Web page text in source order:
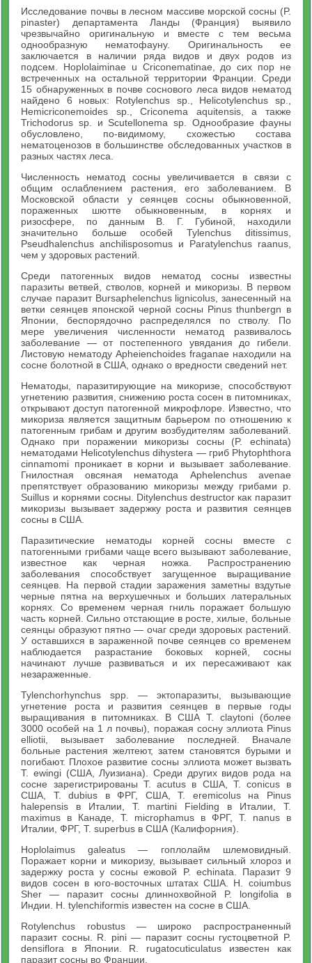
Исследование почвы в лесном массиве морской сосны (P.
pinaster) департамента Ланды (Франция) выявило
чрезвычайно оригинальную и вместе с тем весьма
однообразную нематофауну. Оригинальность ее
заключается в наличии ряда видов и двух родов из
подсем. Hoplolaiminae u Criconematinae, до сих пор не
встреченных на остальной территории Франции. Среди
15 обнаруженных в почве соснового леса видов нематод
найдено 6 новых: Rotylenchus sp., Helicotylenchus sp.,
Hemicriconemoides sp., Criconema aquitensis, а также
Trichodorus sp. и Scutellonema sp. Однообразие фауны
обусловлено, по-видимому, схожестью состава
нематоценозов в большинстве обследованных участков в
разных частях леса.
Численность нематод сосны увеличивается в связи с
общим ослаблением растения, его заболеванием. В
Московской области у сеянцев сосны обыкновенной,
пораженных шютте обыкновенным, в корнях и
ризосфере, по данным В. Г. Губиной, находили
значительно больше особей Tylenchus ditissimus,
Pseudhalenchus anchilisposomus и Paratylenchus raanus,
чем у здоровых растений.
Среди патогенных видов нематод сосны известны
паразиты ветвей, стволов, корней и микоризы. В первом
случае паразит Bursaphelenchus lignicolus, занесенный на
ветки сеянцев японской черной сосны Pinus thunbergn в
Японии, беспорядочно распределялся по стволу. По
мере увеличения численности нематод развивалось
заболевание — от постепенного увядания до гибели.
Листовую нематоду Apheienchoides fraganae находили на
сосне болотной в США, однако о вредности сведений нет.
Нематоды, паразитирующие на микоризе, способствуют
угнетению развития, снижению роста сосен в питомниках,
открывают доступ патогенной микрофлоре. Известно, что
микориза является защитным барьером по отношению к
патогенным грибам и другим возбудителям заболеваний.
Однако при поражении микоризы сосны (P. echinata)
нематодами Helicotylenchus dihystera — гриб Phytophthora
cinnamomi проникает в корни и вызывает заболевание.
Гнилостная овсяная нематода Aphelenchus avenae
препятствует образованию микоризы между грибами p.
Suillus и корнями сосны. Ditylenchus destructor как паразит
микоризы вызывает задержку роста и развития сеянцев
сосны в США.
Паразитические нематоды корней сосны вместе с
патогенными грибами чаще всего вызывают заболевание,
известное как черная ножка. Распространению
заболевания способствует загущенное выращивание
сеянцев. На первой стадии заражения заметны вздутые
черные пятна на верхушечных и больших латеральных
корнях. Со временем черная гниль поражает большую
часть корней. Сильно отстающие в росте, хилые, больные
сеянцы образуют пятно — очаг среди здоровых растений.
У оставшихся в зараженной почве сеянцев со временем
наблюдается разрастание боковых корней, сосны
начинают лучше развиваться и их пересаживают как
незараженные.
Tylenchorhynchus spp. — эктопаразиты, вызывающие
угнетение роста и развития сеянцев в первые годы
выращивания в питомниках. В США Т. claytoni (более
3000 особей на 1 л почвы), поражая сосну эллиота Pinus
elliotii, вызывает заболевание последней. Вначале
больные растения желтеют, затем становятся бурыми и
погибают. Плохое развитие сосны эллиота может вызвать
Т. ewingi (США, Луизиана). Среди других видов рода на
сосне зарегистрированы Т. acutus в США, Т. conicus в
США, Т. dubius в ФРГ, США, Т. eremicolus на Pinus
halepensis в Италии, Т. martini Fielding в Италии, Т.
maximus в Канаде, Т. microphamus в ФРГ, Т. nanus в
Италии, ФРГ, Т. superbus в США (Калифорния).
Hoplolaimus galeatus — гоплолайм шлемовидный.
Поражает корни и микоризу, вызывает сильный хлороз и
задержку роста у сосны ежовой P. echinata. Паразит 9
видов сосен в юго-восточных штатах США. Н. coiumbus
Sher — паразит сосны длиннохвойной P. longifolia в
Индии. Н. tylenchiformis известен на сосне в США.
Rotylenchus robustus — широко распространенный
паразит сосны. R. pini — паразит сосны густоцветной P.
densiflora в Японии. R. rugatocuticulatus известен как
паразит сосны во Франции.